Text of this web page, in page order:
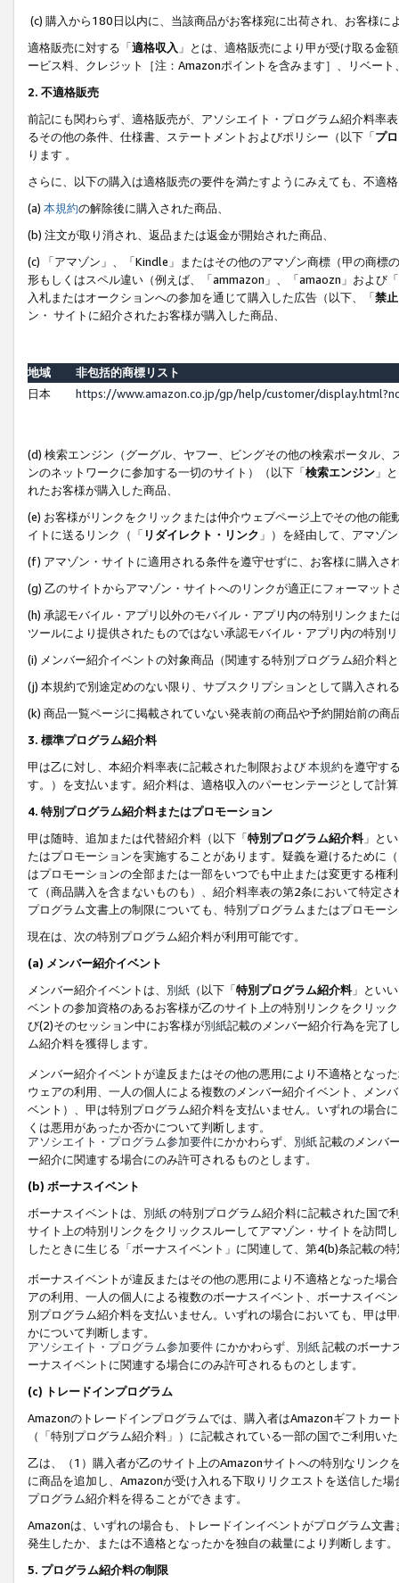
(c) 購入から180日以内に、当該商品がお客様宛に出荷され、お客様
適格販売に対する「適格収入 」とは、適格販売により甲が受け取る金
ービス料、クレジット［注：Amazonポイントを含みます］、リベー
2. 不適格販売
前記にも関わらず、適格販売が、アソシエイト・プログラム紹介料率
るその他の条件、仕様書、ステートメントおよびポリシー（以下「プ
ります 。
さらに、以下の購入は適格販売の要件を満たすようにみえても、不適
(a) 本規約の解除後に購入された商品、
(b) 注文が取り消され、返品または返金が開始された商品、
(c) 「アマゾン」、「Kindle」またはその他のアマゾン商標（甲の商
形もしくはスペル違い（例えば、「ammazon」、「amaozn」および
入札またはオークションへの参加を通じて購入した広告（以下、「禁
ン・ サイトに紹介されたお客様が購入した商品、
地域
非包括的商標リスト
日本
https://www.amazon.co.jp/gp/help/customer/
(d) 検索エンジン（グーグル、ヤフー、ビングその他の検索ポータル
ンのネットワークに参加する一切のサイト）（以下「検索エンジン 」
れたお客様が購入した商品、
(e) お客様がリンクをクリックまたは仲介ウェブページ上でその他の
イトに送るリンク（「 リダイレクト・リンク 」）を経由して、アマゾ
(f) アマゾン・サイトに適用される条件を遵守せずに、お客様に購入さ
(g) 乙のサイトからアマゾン・サイトへのリンクが適正にフォーマッ
(h) 承認モバイル・アプリ以外のモバイル・アプリ内の特別リンクま
ツールにより提供されたものではない承認モバイル・アプリ内の特別
(i) メンバー紹介イベントの対象商品（関連する特別プログラム紹介料
(j) 本規約で別途定めのない限り、サブスクリプションとして購入され
(k) 商品一覧ページに掲載されていない発表前の商品や予約開始前の商
3. 標準プログラム紹介料
甲は乙に対し、本紹介料率表に記載された制限および本規約を遵守す
す。）を支払います。紹介料は、適格収入のパーセンテージとして計
4. 特別プログラム紹介料またはプロモーション
甲は随時、追加または代替紹介料（以下「特別プログラム紹介料」と
たはプロモーションを実施することがあります。疑義を避けるために
はプロモーションの全部または一部をいつでも中止または変更する権
て（商品購入を含まないものも）、紹介料率表の第2条において特定
プログラム文書上の制限についても、特別プログラムまたはプロモー
現在は、次の特別プログラム紹介料が利用可能です。
(a) メンバー紹介イベント
メンバー紹介イベントは、 別紙 （以下「特別プログラム紹介料」とい
ベントの参加資格のあるお客様が乙のサイト上の特別リンクをクリッ
び(2)そのセッション中にお客様が別紙記載のメンバー紹介行為を完了
ム紹介料を獲得します。
メンバー紹介イベントが違反またはその他の悪用により不適格となっ
ウェアの利用、一人の個人による複数のメンバー紹介イベント、メン
ベント）、甲は特別プログラム紹介料を支払いません。いずれの場合
くは悪用があったか否かについて判断します。
アソシエイト・プログラム参加要件にかかわらず、 別紙記載のメンバ
ー紹介に関連する場合にのみ許可されるものとします。
(b) ボーナスイベント
ボーナスイベントは、 別紙の特別プログラム紹介料に記載された国で
サイト上の特別リンクをクリックスルーしてアマゾン・サイトを訪問
したときに生じる「ボーナスイベント」に関連して、第4(b)条記載の
ボーナスイベントが違反またはその他の悪用により不適格となった場
アの利用、一人の個人による複数のボーナスイベント、ボーナスイベ
別プログラム紹介料を支払いません。いずれの場合においても、甲は
かについて判断します。
アソシエイト・プログラム参加要件 にかかわらず、 別紙記載のボーナ
ーナスイベントに関連する場合にのみ許可されるものとします。
(c) トレードインプログラム
Amazonのトレードインプログラムでは、購入者はAmazonギフトカ
（「特別プログラム紹介料」）に記載されている一部の国でご利用い
乙は、（1）購入者が乙のサイト上のAmazonサイトへの特別なリン
に商品を追加し、Amazonが受け入れる下取りリクエストを送信した
プログラム紹介料を得ることができます。
Amazonは、いずれの場合も、トレードインイベントがプログラム文
発生したか、または不適格となったかを独自の裁量により判断します。
5. プログラム紹介料の制限